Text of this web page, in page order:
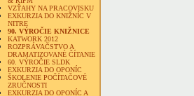
VZŤAHY NA PRACOVISKU
EXKURZIA DO KNIŽNÍC V
NITRE
90. VÝROČIE KNIŽNICE
KATWORK 2012
ROZPRÁVAČSTVO A
DRAMATIZOVANÉ ČÍTANIE
60. VÝROČIE SLDK
EXKURZIA DO OPONÍC
ŠKOLENIE POČÍTAČOVÉ
ZRUČNOSTI
EXKURZIA DO OPONÍC A